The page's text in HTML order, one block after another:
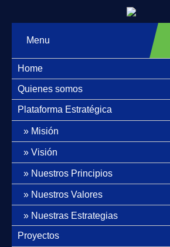
Menu
Home
Quienes somos
Plataforma Estratégica
Misión
Visión
Nuestros Principios
Nuestros Valores
Nuestras Estrategias
Proyectos